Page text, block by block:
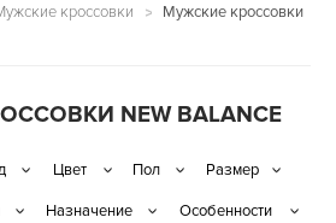
кроссовки
Мужские кроссовки
NEW BALANCE